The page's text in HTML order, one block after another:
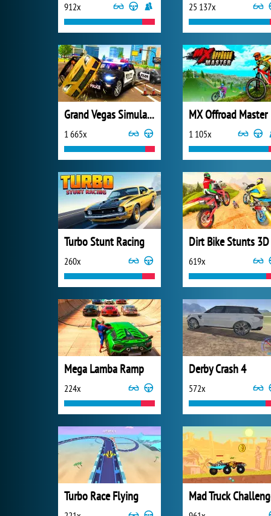
912x 25 137x
Grand Vegas Simulator
1 665x
MX Offroad Master
1 105x
Turbo Stunt Racing
260x
Dirt Bike Stunts 3D
619x
Mega Lamba Ramp
224x
Derby Crash 4
572x
Turbo Race Flying Mad Truck